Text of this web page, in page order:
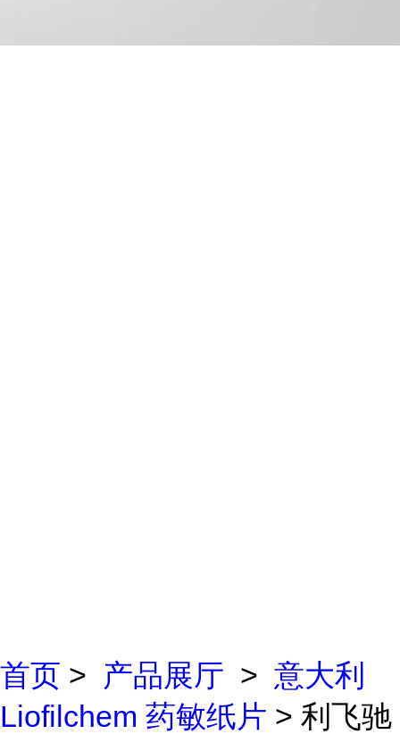
首页 > 产品展厅 > 意大利
Liofilchem 药敏纸片 > 利飞驰